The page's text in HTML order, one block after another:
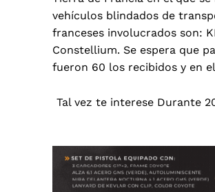
vehículos blindados de
franceses involucrados son:
Constellium. Se espera que
fueron 60 los recibidos y en
Tal vez te interese Durante